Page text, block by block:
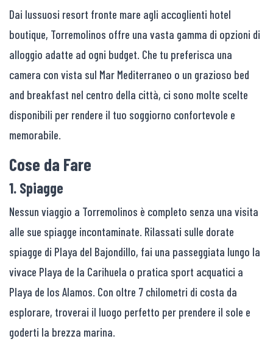
Dai lussuosi resort fronte mare agli accoglienti hotel
boutique, Torremolinos offre una vasta gamma di opzioni di
alloggio adatte ad ogni budget. Che tu preferisca una
camera con vista sul Mar Mediterraneo o un grazioso bed
and breakfast nel centro della città, ci sono molte scelte
disponibili per rendere il tuo soggiorno confortevole e
memorabile.
Cose da Fare
1. Spiagge
Nessun viaggio a Torremolinos è completo senza una visita
alle sue spiagge incontaminate. Rilassati sulle dorate
spiagge di Playa del Bajondillo, fai una passeggiata lungo la
vivace Playa de la Carihuela o pratica sport acquatici a
Playa de los Alamos. Con oltre 7 chilometri di costa da
esplorare, troverai il luogo perfetto per prendere il sole e
goderti la brezza marina.